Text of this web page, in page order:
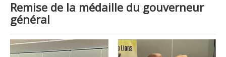
Remise de la médaille du gouverneur
général